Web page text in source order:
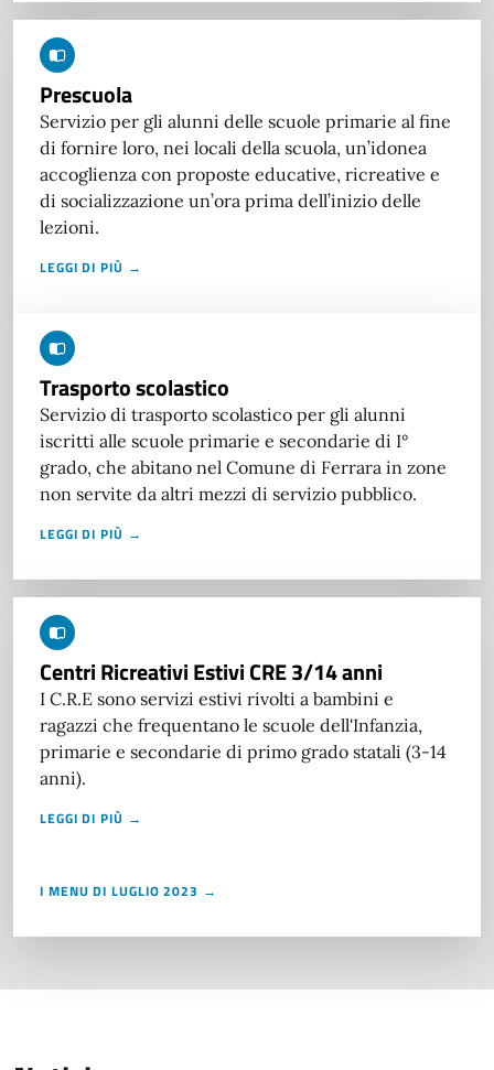
Prescuola
Servizio per gli alunni delle scuole primarie al fine
di fornire loro, nei locali della scuola, un’idonea
accoglienza con proposte educative, ricreative e
di socializzazione un’ora prima dell’inizio delle
lezioni.
LEGGI DI PIÙ →
Trasporto scolastico
Servizio di trasporto scolastico per gli alunni
iscritti alle scuole primarie e secondarie di I°
grado, che abitano nel Comune di Ferrara in zone
non servite da altri mezzi di servizio pubblico.
LEGGI DI PIÙ →
Centri Ricreativi Estivi CRE 3/14 anni
I C.R.E sono servizi estivi rivolti a bambini e
ragazzi che frequentano le scuole dell'Infanzia,
primarie e secondarie di primo grado statali (3-14
anni).
LEGGI DI PIÙ →
I MENU DI LUGLIO 2023 →